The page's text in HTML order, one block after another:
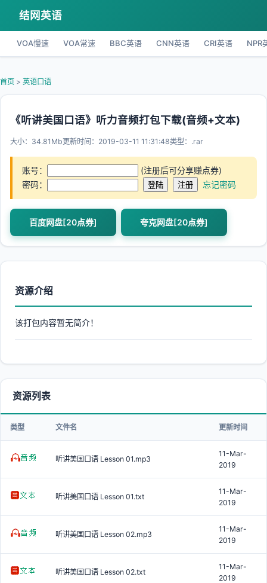
结网英语
VOA慢速 VOA常速 BBC英语 CNN英语 CRI英语 NPR
首页 > 英语口语
《听讲美国口语》听力音频打包下载(音频+文本)
大小：34.81Mb更新时间：2019-03-11 11:31:48类型：.rar
账号：
(注册后可分享赚点券)
密码：
忘记密码
百度网盘[20点券] 夸克网盘[20点券]
资源介绍
该打包内容暂无简介！
资源列表
类型 文件名 更新时间
听讲美国口语 Lesson 01.mp3
11-Mar-
2019
听讲美国口语 Lesson 01.txt
11-Mar-
2019
听讲美国口语 Lesson 02.mp3
11-Mar-
2019
听讲美国口语 Lesson 02.txt
11-Mar-
2019